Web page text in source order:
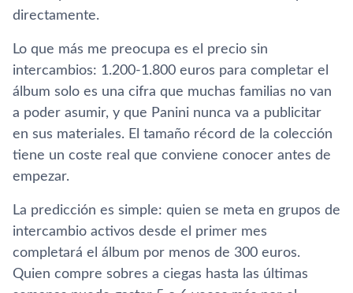
directamente.
Lo que más me preocupa es el precio sin
intercambios: 1.200-1.800 euros para completar el
álbum solo es una cifra que muchas familias no van
a poder asumir, y que Panini nunca va a publicitar
en sus materiales. El tamaño récord de la colección
tiene un coste real que conviene conocer antes de
empezar.
La predicción es simple: quien se meta en grupos de
intercambio activos desde el primer mes
completará el álbum por menos de 300 euros.
Quien compre sobres a ciegas hasta las últimas